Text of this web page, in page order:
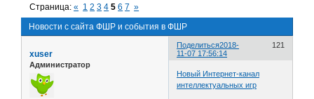
Новости с сайта ФШР и события в ФШР
Страница:« 1 2 3 4 5 6 7 »
Поделиться 121
2018-
11-07 17:56:14
xuser
Администратор
Новый Интернет-канал
интеллектуальных игр